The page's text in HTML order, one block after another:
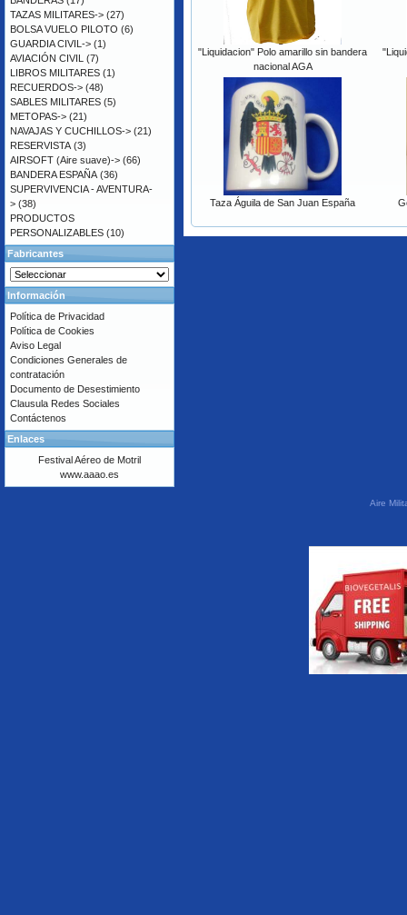
"Liquidacion" Polo amarillo sin bandera
nacional AGA
Taza Águila de San Juan España
TAZAS MILITARES-> (27)
BOLSA VUELO PILOTO (6)
GUARDIA CIVIL-> (1)
AVIACIÓN CIVIL (7)
LIBROS MILITARES (1)
RECUERDOS-> (48)
SABLES MILITARES (5)
METOPAS-> (21)
NAVAJAS Y CUCHILLOS-> (21)
RESERVISTA (3)
AIRSOFT (Aire suave)-> (66)
BANDERA ESPAÑA (36)
SUPERVIVENCIA - AVENTURA-
> (38)
PRODUCTOS
PERSONALIZABLES (10)
Fabricantes
Información
Política de Privacidad
Política de Cookies
Aviso Legal
Condiciones Generales de
contratación
Documento de Desestimiento
Clausula Redes Sociales
Contáctenos
Enlaces
Festival Aéreo de Motril
www.aaao.es
Aire